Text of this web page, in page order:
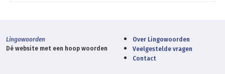
Lingowoorden
Dé website met een hoop woorden
Over Lingowoorden
Veelgestelde vragen
Contact